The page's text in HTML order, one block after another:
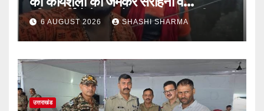
पुलिसकर्मियों के सहयोगात्मक व्यवहार की
खुलकर प्रशंसा
6 AUGUST 2026 SHASHI SHARMA
उत्तराखंड